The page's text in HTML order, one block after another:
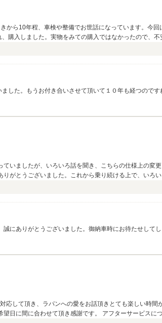
から10年程、車検や整備でお世話になっています。今回
購入しました。実物をみての購入ではなかったので、不
まいましたが、その分、傷の修理や整備を丁寧にやって
した。もうお付き合いさせて頂いて１０年も経つのです
でサポートさせて頂きます。引き続き弊社をご愛顧頂
いましたが、いろいろ話を聞き、こちらの仕様上の変
がとうございました。これから乗り続ける上で、いろ
ださい。
にありがとうございました。御納車時にお待たせして
して頂き、ラパンへの愛をお話頂きとても楽しい時間
日に間に合わせて頂き感謝です。 アフターサービスに